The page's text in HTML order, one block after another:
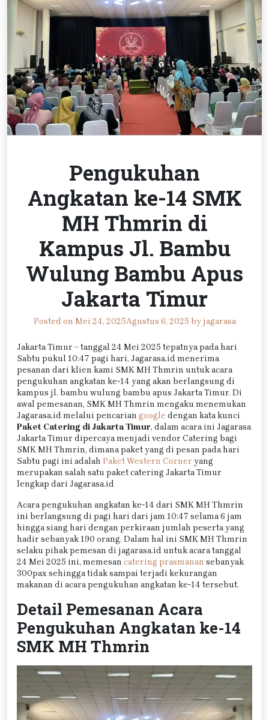
Pengukuhan
Angkatan ke-14 SMK
MH Thmrin di
Kampus Jl. Bambu
Wulung Bambu Apus
Jakarta Timur
Posted on Mei 24, 2025Agustus 6, 2025 by jagarasa
Jakarta Timur – tanggal 24 Mei 2025 tepatnya pada hari
Sabtu pukul 10:47 pagi hari, Jagarasa.id menerima
pesanan dari klien kami SMK MH Thmrin untuk acara
pengukuhan angkatan ke-14 yang akan berlangsung di
kampus jl. bambu wulung bambu apus Jakarta Timur. Di
awal pemesanan, SMK MH Thmrin mengaku menemukan
Jagarasa.id melalui pencarian google dengan kata kunci
Paket Catering di Jakarta Timur, dalam acara ini Jagarasa
Jakarta Timur dipercaya menjadi vendor Catering bagi
SMK MH Thmrin, dimana paket yang di pesan pada hari
Sabtu pagi ini adalah Paket Western Corner yang
merupakan salah satu paket catering Jakarta Timur
lengkap dari Jagarasa.id
Acara pengukuhan angkatan ke-14 dari SMK MH Thmrin
ini berlangsung di pagi hari dari jam 10:47 selama 6 jam
hingga siang hari dengan perkiraan jumlah peserta yang
hadir sebanyak 190 orang. Dalam hal ini SMK MH Thmrin
selaku pihak pemesan di jagarasa.id untuk acara tanggal
24 Mei 2025 ini, memesan catering prasmanan sebanyak
300pax sehingga tidak sampai terjadi kekurangan
makanan di acara pengukuhan angkatan ke-14 tersebut.
Detail Pemesanan Acara
Pengukuhan Angkatan ke-14
SMK MH Thmrin